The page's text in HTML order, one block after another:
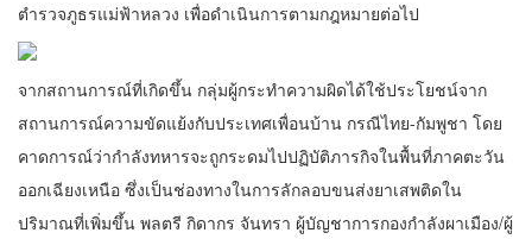
ตำรวจภูธรแม่ฟ้าหลวง เพื่อดำเนินการตามกฎหมายต่อไป
จากสถานการณ์ที่เกิดขึ้น กลุ่มผู้กระทำความผิดได้ใช้ประโยชน์จาก
สถานการณ์ความขัดแย้งกับประเทศเพื่อนบ้าน กรณีไทย-กัมพูชา โดย
คาดการณ์ว่ากำลังทหารจะถูกระดมไปปฏิบัติภารกิจในพื้นที่ภาคตะวัน
ออกเฉียงเหนือ ซึ่งเป็นช่องทางในการลักลอบขนส่งยาเสพติดใน
ปริมาณที่เพิ่มขึ้น พลตรี กิดากร จันทรา ผู้บัญชาการกองกำลังผาเมือง/ผู้